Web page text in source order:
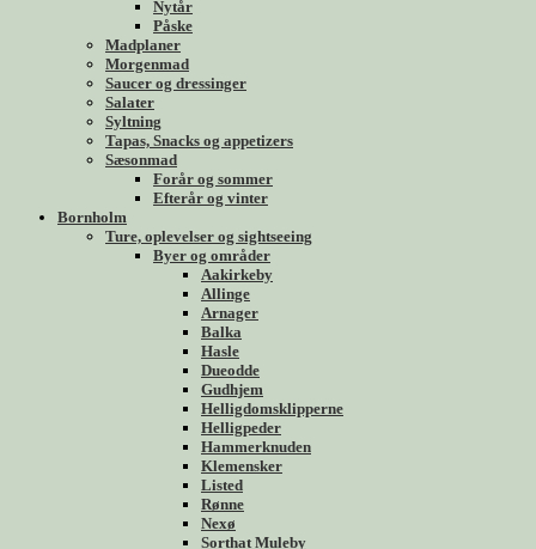
Nytår
Påske
Madplaner
Morgenmad
Saucer og dressinger
Salater
Syltning
Tapas, Snacks og appetizers
Sæsonmad
Forår og sommer
Efterår og vinter
Bornholm
Ture, oplevelser og sightseeing
Byer og områder
Aakirkeby
Allinge
Arnager
Balka
Hasle
Dueodde
Gudhjem
Helligdomsklipperne
Helligpeder
Hammerknuden
Klemensker
Listed
Rønne
Nexø
Sorthat Muleby